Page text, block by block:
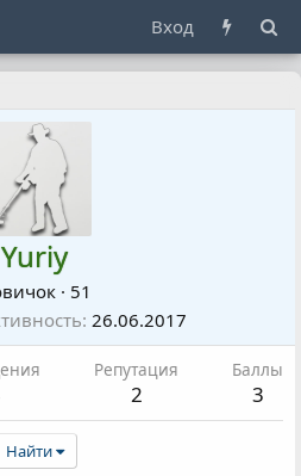
Вход
Yuriy
· 51
26.06.2017
Репутация
2
Баллы
3
Найти